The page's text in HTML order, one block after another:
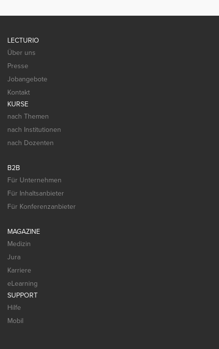
LECTURIO
Über uns
Presse
Jobangebote
Kontakt
KURSE
nach Themen
nach Institutionen
nach Dozenten
B2B
Für Unternehmen
Für Inhaltsanbieter
Für Konferenzanbieter
MAGAZINE
Medizin
Jura
Karriere
eLearning
SUPPORT
Hilfe
Mobil